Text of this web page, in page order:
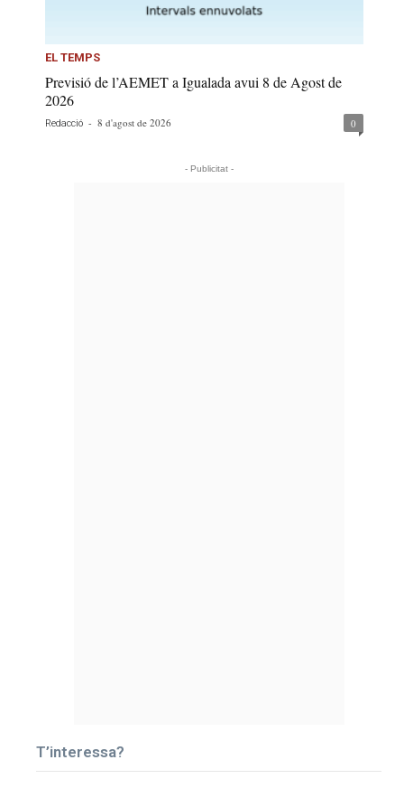
EL TEMPS
Previsió de l’AEMET a Igualada avui 8 de Agost de
2026
Redacció - 8 d'agost de 2026 0
- Publicitat -
T’interessa?